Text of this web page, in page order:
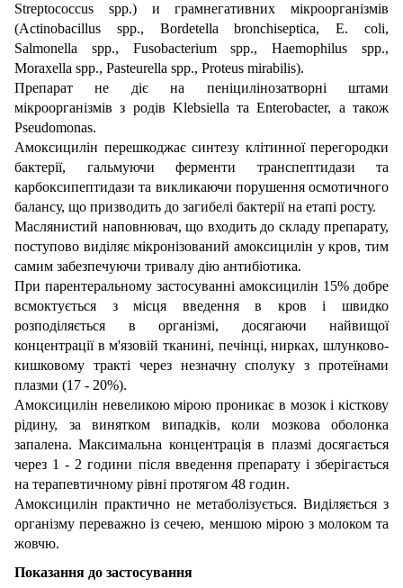
Streptococcus spp.) и грамнегативних мікроорганізмів
(Actinobacillus spp., Bordetella bronchiseptica, E. coli,
Salmonella spp., Fusobacterium spp., Haemophilus spp.,
Moraxella spp., Pasteurella spp., Proteus mirabilis).
Препарат не діє на пеніцилінозатворні штами
мікроорганізмів з родів Klebsiella та Enterobacter, а також
Pseudomonas.
Амоксицилін перешкоджає синтезу клітинної перегородки
бактерії, гальмуючи ферменти транспептидази та
карбоксипептидази та викликаючи порушення осмотичного
балансу, що призводить до загибелі бактерії на етапі росту.
Маслянистий наповнювач, що входить до складу препарату,
поступово виділяє мікронізований амоксицилін у кров, тим
самим забезпечуючи тривалу дію антибіотика.
При парентеральному застосуванні амоксицилін 15% добре
всмоктується з місця введення в кров і швидко
розподіляється в організмі, досягаючи найвищої
концентрації в м'язовій тканині, печінці, нирках, шлунково-
кишковому тракті через незначну сполуку з протеїнами
плазми (17 - 20%).
Амоксицилін невеликою мірою проникає в мозок і кісткову
рідину, за винятком випадків, коли мозкова оболонка
запалена. Максимальна концентрація в плазмі досягається
через 1 - 2 години після введення препарату і зберігається
на терапевтичному рівні протягом 48 годин.
Амоксицилін практично не метаболізується. Виділяється з
організму переважно із сечею, меншою мірою з молоком та
жовчю.
Показання до застосування